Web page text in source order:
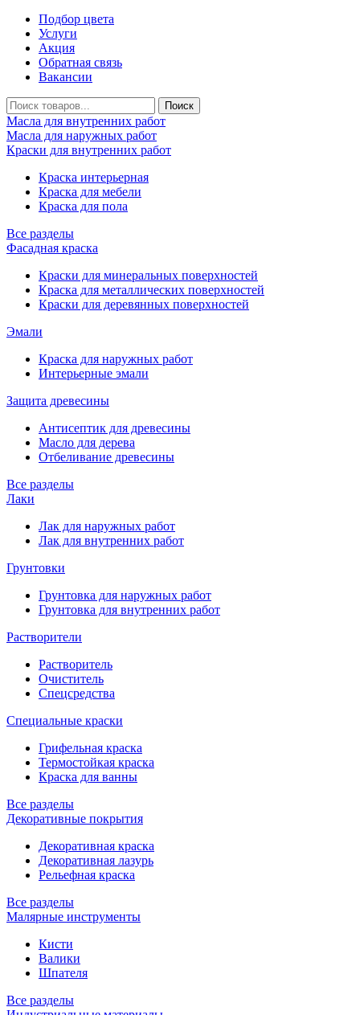
Подбор цвета
Услуги
Акция
Обратная связь
Вакансии
Масла для внутренних работ
Масла для наружных работ
Краски для внутренних работ
Краска интерьерная
Краска для мебели
Краска для пола
Все разделы
Фасадная краска
Краски для минеральных поверхностей
Краска для металлических поверхностей
Краски для деревянных поверхностей
Эмали
Краска для наружных работ
Интерьерные эмали
Защита древесины
Антисептик для древесины
Масло для дерева
Отбеливание древесины
Все разделы
Лаки
Лак для наружных работ
Лак для внутренних работ
Грунтовки
Грунтовка для наружных работ
Грунтовка для внутренних работ
Растворители
Растворитель
Очиститель
Спецсредства
Специальные краски
Грифельная краска
Термостойкая краска
Краска для ванны
Все разделы
Декоративные покрытия
Декоративная краска
Декоративная лазурь
Рельефная краска
Все разделы
Малярные инструменты
Кисти
Валики
Шпателя
Все разделы